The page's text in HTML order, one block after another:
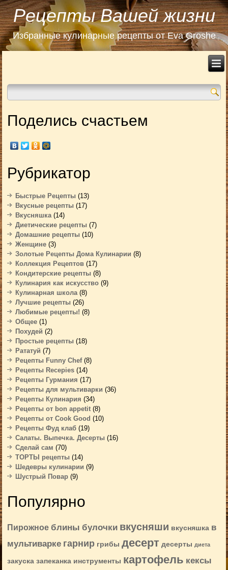
Рецепты Вашей жизни
Избранные кулинарные рецепты от Eva Groshe
Поделись счастьем
Рубрикатор
Быстрые Рецепты (13)
Вкусные рецепты (17)
Вкусняшка(14)
Диетические рецепты (7)
Домашние рецепты (10)
Женщине (3)
Золотые Рецепты Дома Кулинарии (8)
Коллекция Рецептов (17)
Кондитерские рецепты (8)
Кулинария как искусство (9)
Кулинарная школа(8)
Лучшие рецепты (26)
Любимые рецепты! (8)
Общее (1)
Похудей (2)
Простые рецепты (18)
Рататуй (7)
Рецепты Funny Chef(8)
Рецепты Recepies (14)
Рецепты Гурмания (17)
Рецепты для мультиварки (36)
Рецепты Кулинария (34)
Рецепты от bon appetit (8)
Рецепты от Cook Good (10)
Рецепты Фуд клаб (19)
Салаты. Выпечка. Десерты (16)
Сделай сам (70)
ТОРТЫ рецепты (14)
Шедевры кулинарии (9)
Шустрый Повар (9)
Популярно
Пирожное блины булочки вкусняши вкусняшка в
мультиварке гарнир грибы десерт десерты диета
закуска запеканка инструменты картофель кексы